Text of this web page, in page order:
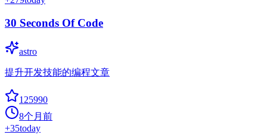
30 Seconds Of Code
astro
提升开发技能的编程文章
125990
8个月前
+35today